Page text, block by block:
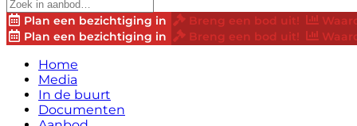
Plan een bezichtiging in Breng een bod uit!
Plan een bezichtiging in
Breng een bod uit!
Home
Media
In de buurt
Documenten